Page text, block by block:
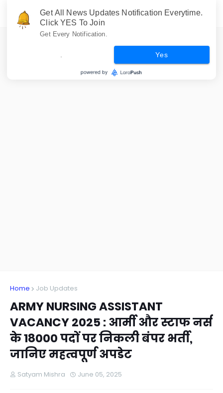
Home Job Updates
ARMY NURSING ASSISTANT
VACANCY 2025 : आर्मी और स्टाफ नर्स
के 18000 पदों पर निकली बंपर भर्ती,
जानिए महत्वपूर्ण अपडेट
Satyam Mishra June 05, 2025
Get All News Updates Notification Everytime.
Click YES To Join
Get Every Notification.
Yes